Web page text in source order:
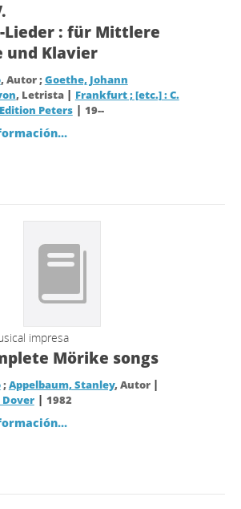
Lieder : für Mittlere
und Klavier
, Autor ;Goethe, Johann
, Letrista | Frankfurt ; [etc.] : C.
Edition Peters| 19--
impresa
Mörike songs
;Appelbaum, Stanley, Autor |
Dover| 1982